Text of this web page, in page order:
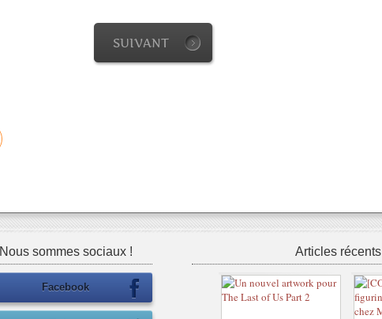
SUIVANT
Nous sommes sociaux !
Facebook
Articles récents